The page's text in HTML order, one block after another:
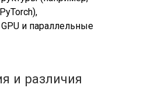
и параллельные
и различия